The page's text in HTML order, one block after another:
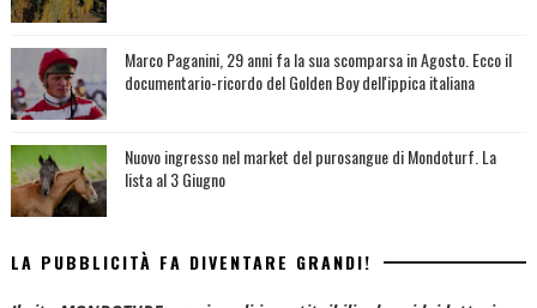
Marco Paganini, 29 anni fa la sua scomparsa in Agosto. Ecco il
documentario-ricordo del Golden Boy dell'ippica italiana
Nuovo ingresso nel market del purosangue di Mondoturf. La
lista al 3 Giugno
LA PUBBLICITÀ FA DIVENTARE GRANDI!